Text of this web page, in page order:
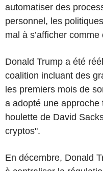
automatiser des
personnel, les
mal à s’afficher
Donald Trump a été
coalition incluant des
les premiers mois de
a adopté une approche
houlette de David
cryptos".
En décembre, Donald